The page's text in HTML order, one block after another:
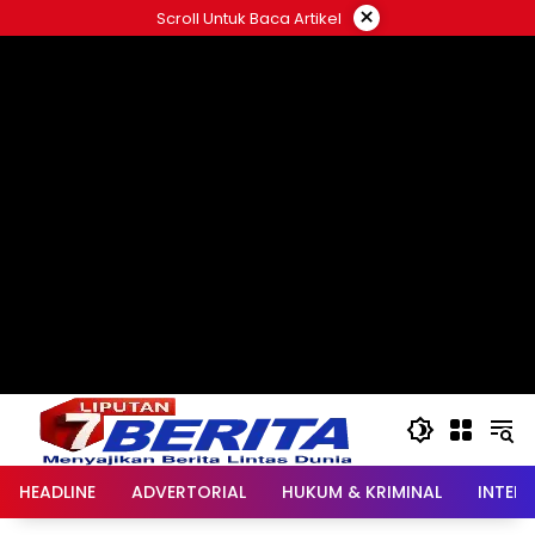
ke
Scroll Untuk Baca Artikel ×
HEADLINE ADVERTORIAL HUKUM & KRIMINAL